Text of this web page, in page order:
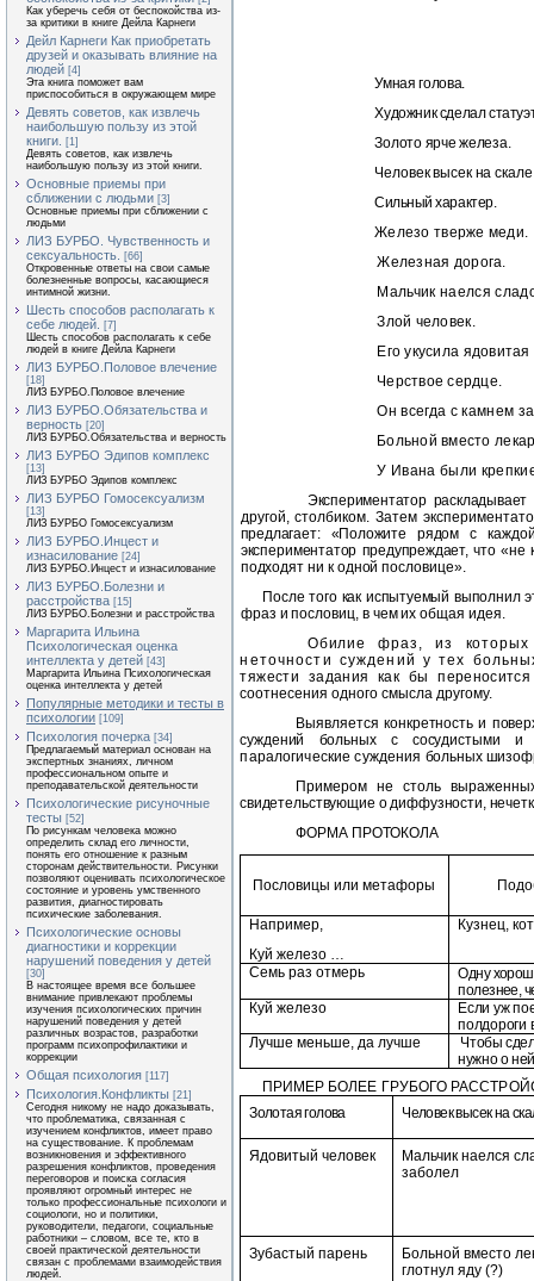
Как уберечь себя от беспокойства из-
за критики в книге Дейла Карнеги
Дейл Карнеги Как приобретать
друзей и оказывать влияние на
людей [4]
Эта книга поможет вам
приспособиться в окружающем мире
Девять советов, как извлечь
наибольшую пользу из этой
книги.
[1]
Девять советов, как извлечь
наибольшую пользу из этой книги.
Основные приемы при
сближении с людьми [3]
Основные приемы при сближении с
людьми
ЛИЗ БУРБО. Чувственность и
сексуальность.
[66]
Откровенные ответы на свои самые
болезненные вопросы, касающиеся
интимной жизни.
Шесть способов располагать к
себе людей.
[7]
Шесть способов располагать к себе
людей в книге Дейла Карнеги
ЛИЗ БУРБО.Половое влечение
[18]
ЛИЗ БУРБО.Половое влечение
ЛИЗ БУРБО.Обязательства и
верность [20]
ЛИЗ БУРБО.Обязательства и верность
ЛИЗ БУРБО Эдипов комплекс
[13]
ЛИЗ БУРБО Эдипов комплекс
ЛИЗ БУРБО Гомосексуализм
[13]
ЛИЗ БУРБО Гомосексуализм
ЛИЗ БУРБО.Инцест и
изнасилование [24]
ЛИЗ БУРБО.Инцест и изнасилование
ЛИЗ БУРБО.Болезни и
расстройства [15]
ЛИЗ БУРБО.Болезни и расстройства
Маргарита Ильина
Психологическая оценка
интеллекта у детей [43]
Маргарита Ильина Психологическая
оценка интеллекта у детей
Популярные методики и тесты в
психологии [109]
Психология почерка [34]
Предлагаемый материал основан на
экспертных знаниях, личном
профессиональном опыте и
преподавательской деятельности
Психологические рисуночные
тесты [52]
По рисункам человека можно
определить склад его личности,
понять его отношение к разным
сторонам действительности. Рисунки
позволяют оценивать психологическое
состояние и уровень умственного
развития, диагностировать
психические заболевания.
Психологические основы
диагностики и коррекции
нарушений поведения у детей
[30]
В настоящее время все большее
внимание привлекают проблемы
изучения психологических причин
нарушений поведения у детей
различных возрастов, разработки
программ психопрофилактики и
коррекции
Общая психология [117]
Психология.Конфликты [21]
Сегодня никому не надо доказывать,
что проблематика, связанная с
изучением конфликтов, имеет право
на существование. К проблемам
возникновения и эффективного
разрешения конфликтов, проведения
переговоров и поиска согласия
проявляют огромный интерес не
только профессиональные психологи и
социологи, но и политики,
руководители, педагоги, социальные
работники – словом, все те, кто в
своей практической деятельности
связан с проблемами взаимодействия
людей.
Умная голова.
Художник сделал
Золото ярче железа.
Человек высек на
Сильный характер.
Железо тверже меди.
Железная дорога.
Мальчик наелся
Злой человек.
Его укусила
Черствое сердце.
Он всегда с камнем
Больной вместо
У Ивана были
Экспериментатор
другой, столбиком. Затем
предлагает: «Положите рядом с
экспериментатор предупреждает, что «не
подходят ни к одной пословице».
После того как испытуемый выполнил
фраз и пословиц, в чем их общая идея.
Обилие фраз, из
неточности суждений у тех
тяжести задания как бы
соотнесения одного смысла другому.
Выявляется конкретность и
суждений больных с сосудистыми и
паралогические суждения больных
Примером не столь
свидетельствующие о диффузности,
ФОРМА ПРОТОКОЛА
Пословицы или метафоры
Например,
Куй железо …
Кузнец,
Семь раз отмерь
Одну
полезнее,
Куй железо
Если уж
полдороги
Лучше меньше, да лучше
Чтобы
нужно о
ПРИМЕР БОЛЕЕ ГРУБОГО
Золотая голова
Человек высек на
Ядовитый человек
Мальчик наелся
заболел
Зубастый парень
Больной вместо
глотнул яду (?)